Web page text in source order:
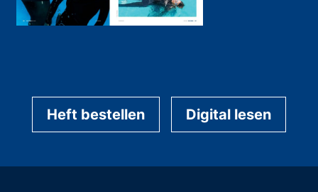
Heft bestellen Digital lesen